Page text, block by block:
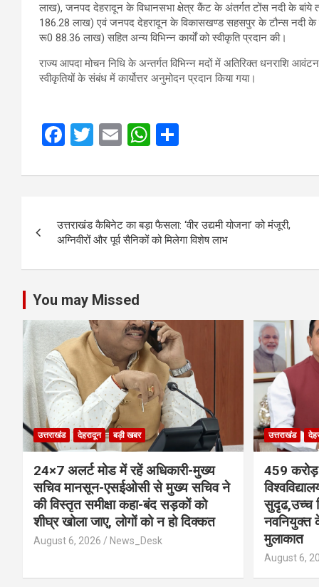
लाख), जनपद देहरादून के विधानसभा क्षेत्र कैंट के अंतर्गत टोंस नदी के बांये तट
186.28 लाख) एवं जनपद देहरादून के विकासखण्ड सहसपुर के टौन्स नदी के
रू0 88.36 लाख) सहित अन्य विभिन्न कार्यों को स्वीकृति प्रदान की।
राज्य आपदा मोचन निधि के अन्तर्गत विभिन्न मदों में अतिरिक्त धनराशि
स्वीकृतियों के संबंध में कार्योत्तर अनुमोदन प्रदान किया गया।
F
ce
o
o
k
T
tt
E
ail
W
at
A
p
p
ar
navigation
उत्तराखंड कैबिनेट का बड़ा फैसला: ‘वीर उद्यमी योजना’ को मंजूरी,
अग्निवीरों और पूर्व सैनिकों को मिलेगा विशेष लाभ
You may Missed
उत्तराखंड देहरादून बड़ी खबर
24×7 अलर्ट मोड में रहें अधिकारी-मुख्य
सचिव मानसून-एसईओसी से मुख्य सचिव ने
की विस्तृत समीक्षा कहा-बंद सड़कों को
शीघ्र खोला जाए, लोगों को न हो दिक्कत
August 6, 2026 News_Desk
उत्तराखंड
459 करोड़
सुदृढ,उच्च
नवनियुक्त
मुलाकात
August 6,